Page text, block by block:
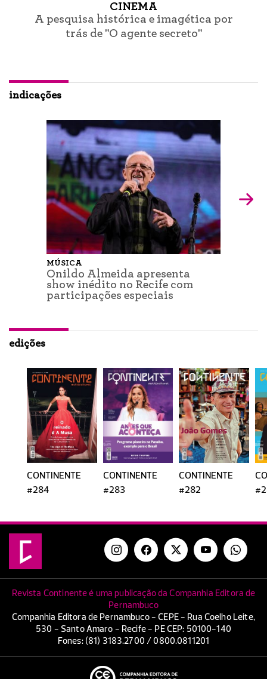
CINEMA
A pesquisa histórica e imagética por
trás de "O agente secreto"
indicações
MÚSICA
Onildo Almeida apresenta
show inédito no Recife com
participações especiais
edições
CONTINENTE
#284
CONTINENTE
#283
CONTINENTE
#282
Revista Continente é uma publicação da Companhia Editora de
Pernambuco
Companhia Editora de Pernambuco - CEPE - Rua Coelho Leite,
530 - Santo Amaro - Recife - PE CEP: 50100-140
Fones: (81) 3183.2700 / 0800.0811201